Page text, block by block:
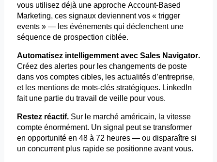
vous utilisez déjà une approche Account-Based
Marketing, ces signaux deviennent vos « trigger
events» — les événements qui déclenchent une
séquence de prospection ciblée.
Automatisez intelligemment avec Sales Navigator.
Créez des alertes pour les changements de poste
dans vos comptes cibles, les actualités d’entreprise,
et les mentions de mots-clés stratégiques. LinkedIn
fait une partie du travail de veille pour vous.
Restez réactif.Sur le marché américain, la vitesse
compte énormément. Un signal peut se transformer
en opportunité en 48 à 72 heures — ou disparaître si
un concurrent plus rapide se positionne avant vous.